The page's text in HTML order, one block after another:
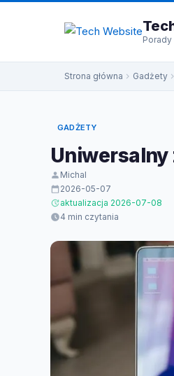
do
Strona główna Gadżety
GADŻETY
Uniwersalny
Michal
2026-05-07
aktualizacja 2026-07-08
4 min czytania